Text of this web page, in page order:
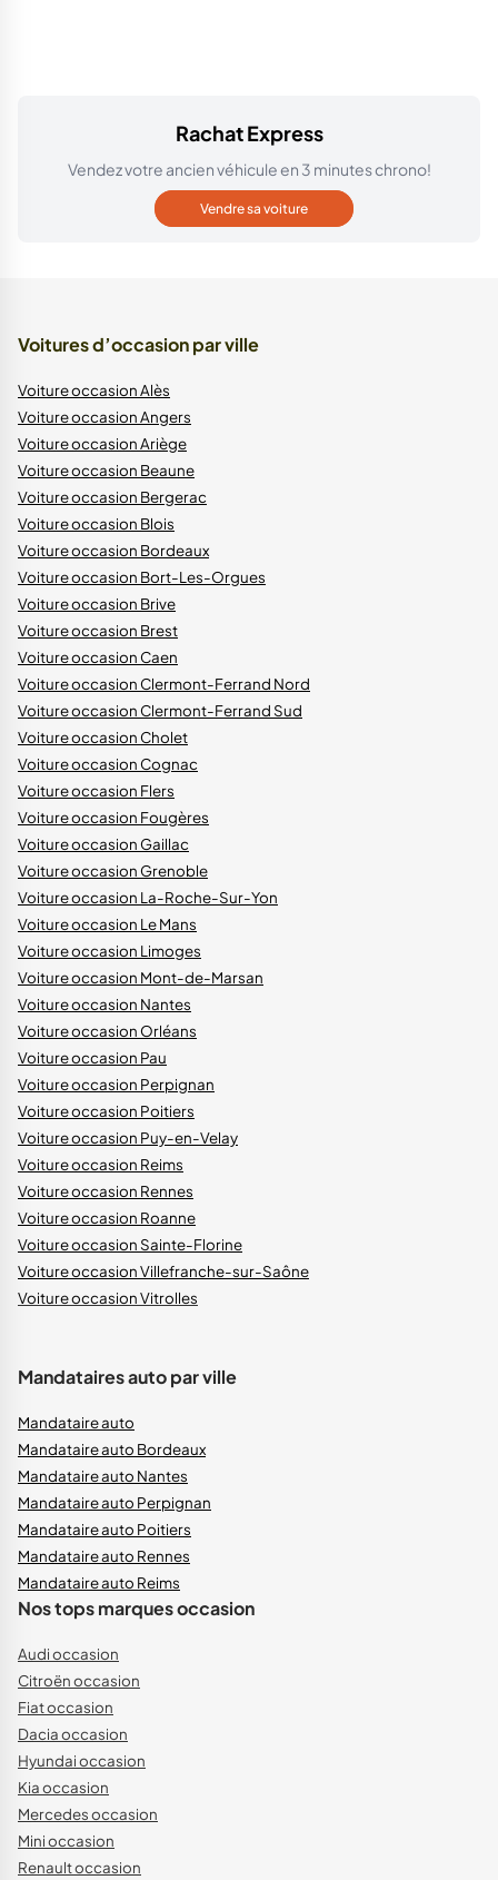
Rachat Express
Vendez votre ancien véhicule en 3 minutes chrono!
Vendre sa voiture
Voitures d’occasion par ville
Voiture occasion Alès
Voiture occasion Angers
Voiture occasion Ariège
Voiture occasion Beaune
Voiture occasion Bergerac
Voiture occasion Blois
Voiture occasion Bordeaux
Voiture occasion Bort-Les-Orgues
Voiture occasion Brive
Voiture occasion Brest
Voiture occasion Caen
Voiture occasion Clermont-Ferrand Nord
Voiture occasion Clermont-Ferrand Sud
Voiture occasion Cholet
Voiture occasion Cognac
Voiture occasion Flers
Voiture occasion Fougères
Voiture occasion Gaillac
Voiture occasion Grenoble
Voiture occasion La-Roche-Sur-Yon
Voiture occasion Le Mans
Voiture occasion Limoges
Voiture occasion Mont-de-Marsan
Voiture occasion Nantes
Voiture occasion Orléans
Voiture occasion Pau
Voiture occasion Perpignan
Voiture occasion Poitiers
Voiture occasion Puy-en-Velay
Voiture occasion Reims
Voiture occasion Rennes
Voiture occasion Roanne
Voiture occasion Sainte-Florine
Voiture occasion Villefranche-sur-Saône
Voiture occasion Vitrolles
Mandataires auto par ville
Mandataire auto
Mandataire auto Bordeaux
Mandataire auto Nantes
Mandataire auto Perpignan
Mandataire auto Poitiers
Mandataire auto Rennes
Mandataire auto Reims
Nos tops marques occasion
Audi occasion
Citroën occasion
Fiat occasion
Dacia occasion
Hyundai occasion
Kia occasion
Mercedes occasion
Mini occasion
Renault occasion